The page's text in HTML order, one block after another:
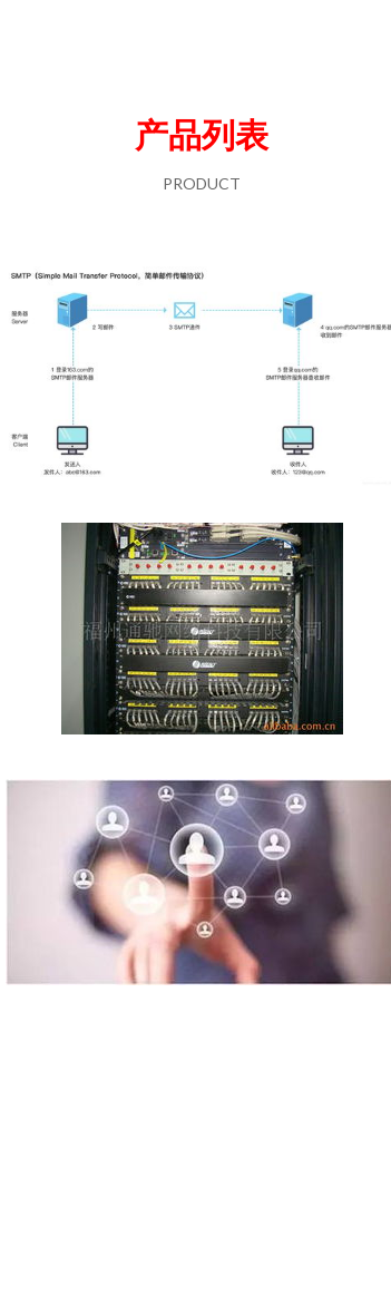
产品列表
PRODUCT